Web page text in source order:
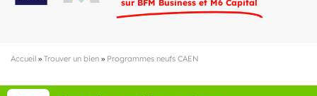
sur BFM Business et M6 Capital
Accueil » Trouver un bien » Programmes neufs CAEN